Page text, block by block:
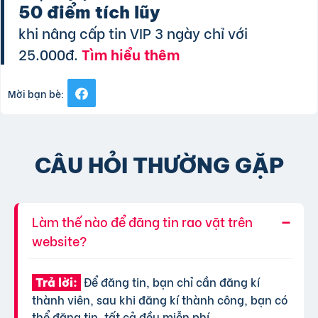
50 điểm tích lũy
khi nâng cấp tin VIP 3 ngày chỉ với
25.000đ.Tìm hiểu thêm
Mời bạn bè:
CÂU HỎI THƯỜNG GẶP
Làm thế nào để đăng tin rao vặt trên
website?
Trả lời: Để đăng tin, bạn chỉ cần đăng kí
thành viên, sau khi đăng kí thành công, bạn có